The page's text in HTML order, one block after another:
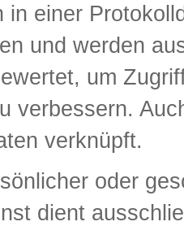
in einer
und werden
um
verbessern.
verknüpft.
oder
dient